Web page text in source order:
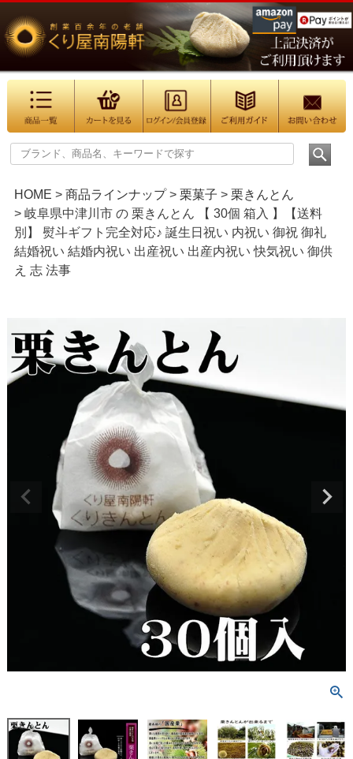
HOME 商品ラインナップ 栗菓子
栗きんとん
岐阜県中津川市 の 栗きんとん 【 30個 箱入 】【送料
別】 熨斗ギフト完全対応♪ 誕生日祝い 内祝い 御祝 御礼
結婚祝い 結婚内祝い 出産祝い 出産内祝い 快気祝い 御供
え 志 法事